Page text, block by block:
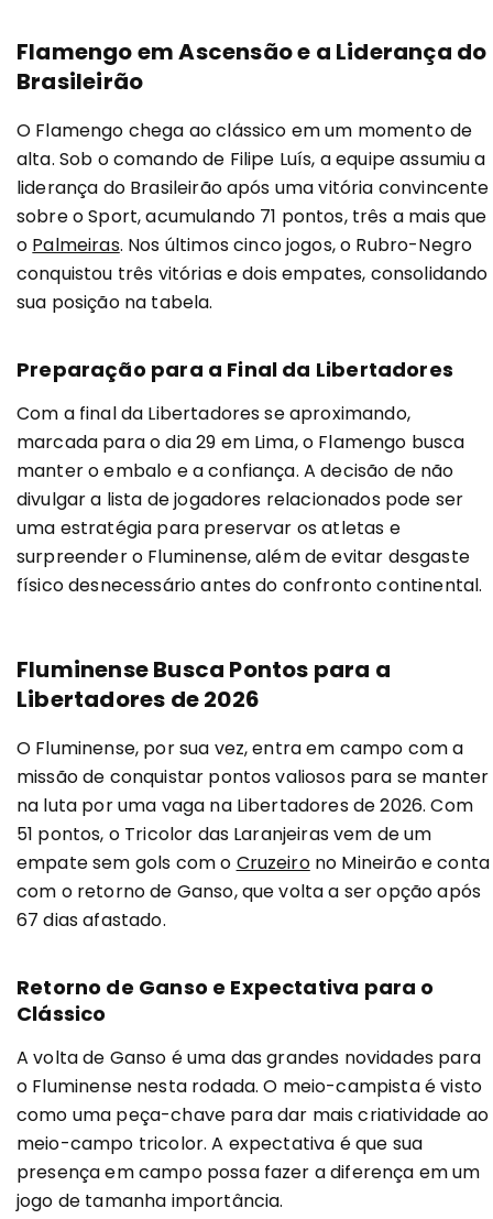
Flamengo em Ascensão e a Liderança do
Brasileirão
O Flamengo chega ao clássico em um momento de
alta. Sob o comando de Filipe Luís, a equipe assumiu a
liderança do Brasileirão após uma vitória convincente
sobre o Sport, acumulando 71 pontos, três a mais que
o Palmeiras. Nos últimos cinco jogos, o Rubro-Negro
conquistou três vitórias e dois empates, consolidando
sua posição na tabela.
Preparação para a Final da Libertadores
Com a final da Libertadores se aproximando,
marcada para o dia 29 em Lima, o Flamengo busca
manter o embalo e a confiança. A decisão de não
divulgar a lista de jogadores relacionados pode ser
uma estratégia para preservar os atletas e
surpreender o Fluminense, além de evitar desgaste
físico desnecessário antes do confronto continental.
Fluminense Busca Pontos para a
Libertadores de 2026
O Fluminense, por sua vez, entra em campo com a
missão de conquistar pontos valiosos para se manter
na luta por uma vaga na Libertadores de 2026. Com
51 pontos, o Tricolor das Laranjeiras vem de um
empate sem gols com o Cruzeirono Mineirão e conta
com o retorno de Ganso, que volta a ser opção após
67 dias afastado.
Retorno de Ganso e Expectativa para o
Clássico
A volta de Ganso é uma das grandes novidades para
o Fluminense nesta rodada. O meio-campista é visto
como uma peça-chave para dar mais criatividade ao
meio-campo tricolor. A expectativa é que sua
presença em campo possa fazer a diferença em um
jogo de tamanha importância.